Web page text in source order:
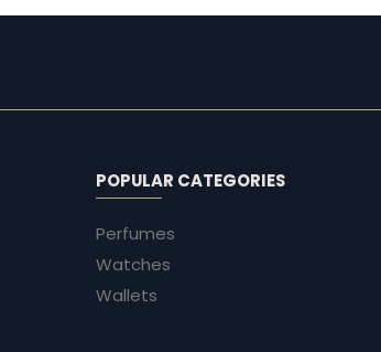
POPULAR CATEGORIES
Perfumes
Watches
Wallets